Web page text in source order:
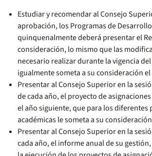
Estudiar y recomendar al Consejo
aprobación, los Programas de
quinquenalmente deberá presentar el
consideración, lo mismo que las
necesario realizar durante la vigencia
igualmente someta a su consideración el
Presentar al Consejo Superior en la
de cada año, el proyecto de
el año siguiente, que para los diferentes
académicas le someta a su
Presentar al Consejo Superior en la
cada año, el informe anual de su